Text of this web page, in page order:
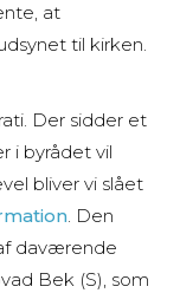
at
til kirken.
Der sidder et
i byrådet vil
bliver vi slået
. Den
daværende
Bek (S), som